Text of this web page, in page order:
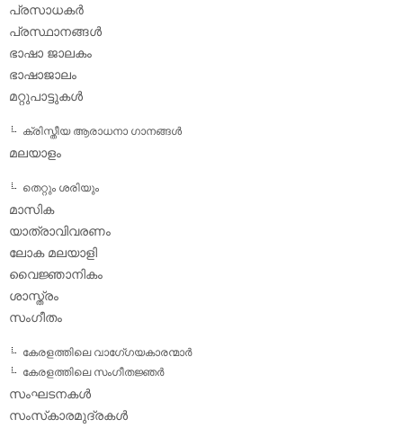
പ്രസാധകര്‍
പ്രസ്ഥാനങ്ങള്‍
ഭാഷാ ജാലകം
ഭാഷാജാലം
മറ്റുപാട്ടുകള്‍
ക്രിസ്തീയ ആരാധനാ ഗാനങ്ങള്‍
മലയാളം
തെറ്റും ശരിയും
മാസിക
യാത്രാവിവരണം
ലോക മലയാളി
വൈജ്ഞാനികം
ശാസ്ത്രം
സംഗീതം
കേരളത്തിലെ വാഗേ്ഗയകാരന്മാര്‍
കേരളത്തിലെ സംഗീതജ്ഞര്‍
സംഘടനകള്‍
സംസ്‌കാരമുദ്രകള്‍